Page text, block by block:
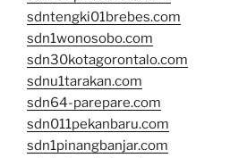
sdntengki01brebes.com
sdn1wonosobo.com
sdn30kotagorontalo.com
sdnu1tarakan.com
sdn64-parepare.com
sdn011pekanbaru.com
sdn1pinangbanjar.com